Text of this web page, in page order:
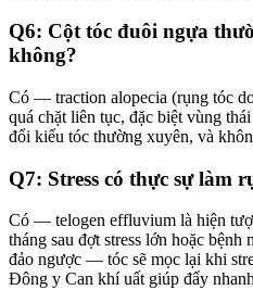
Q6: Cột tóc đuôi ngựa
không?
Có — traction alopecia (rụng tóc
quá chặt liên tục, đặc biệt vùng
đổi kiểu tóc thường xuyên, và
Q7: Stress có thực sự làm
Có — telogen effluvium là hiện
tháng sau đợt stress lớn hoặc
đảo ngược — tóc sẽ mọc lại khi
Đông y Can khí uất giúp đẩy